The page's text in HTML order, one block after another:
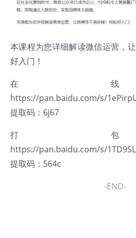
本课程为您详细解读微信运营，
好入门！
在
https://pan.baidu.com/s/
提取码：6j67
打
https://pan.baidu.com/s/
提取码：564c
-END-